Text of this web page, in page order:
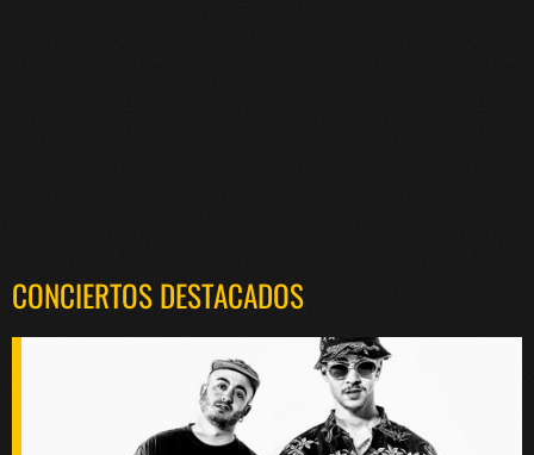
CONCIERTOS DESTACADOS